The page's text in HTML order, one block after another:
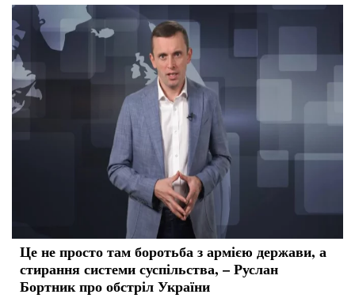
Це не просто там боротьба з армією держави, а
стирання системи суспільства, – Руслан
Бортник про обстріл України